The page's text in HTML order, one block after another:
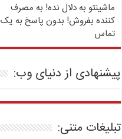
ماشینتو به دلال نده! به مصرف
کننده بفروش! بدون پاسخ به یک
تماس
پیشنهادی از دنیای وب:
تبلیغات متنی: